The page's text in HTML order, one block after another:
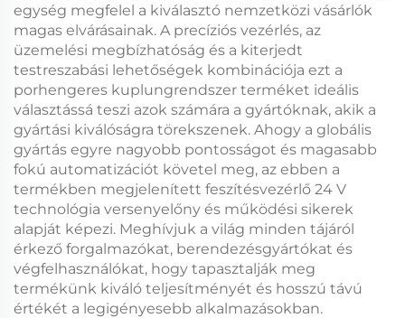
egység megfelel a kiválasztó nemzetközi vásárlók
magas elvárásainak. A precíziós vezérlés, az
üzemelési megbízhatóság és a kiterjedt
testreszabási lehetőségek kombinációja ezt a
porhengeres kuplungrendszer terméket ideális
választássá teszi azok számára a gyártóknak, akik a
gyártási kiválóságra törekszenek. Ahogy a globális
gyártás egyre nagyobb pontosságot és magasabb
fokú automatizációt követel meg, az ebben a
termékben megjelenített feszítésvezérlő 24 V
technológia versenyelőny és működési sikerek
alapját képezi. Meghívjuk a világ minden tájáról
érkező forgalmazókat, berendezésgyártókat és
végfelhasználókat, hogy tapasztalják meg
termékünk kiváló teljesítményét és hosszú távú
értékét a legigényesebb alkalmazásokban.